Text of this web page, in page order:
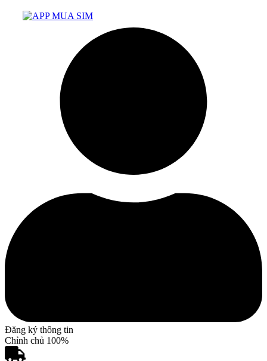
Đăng ký thông tin
Chỉnh chủ 100%